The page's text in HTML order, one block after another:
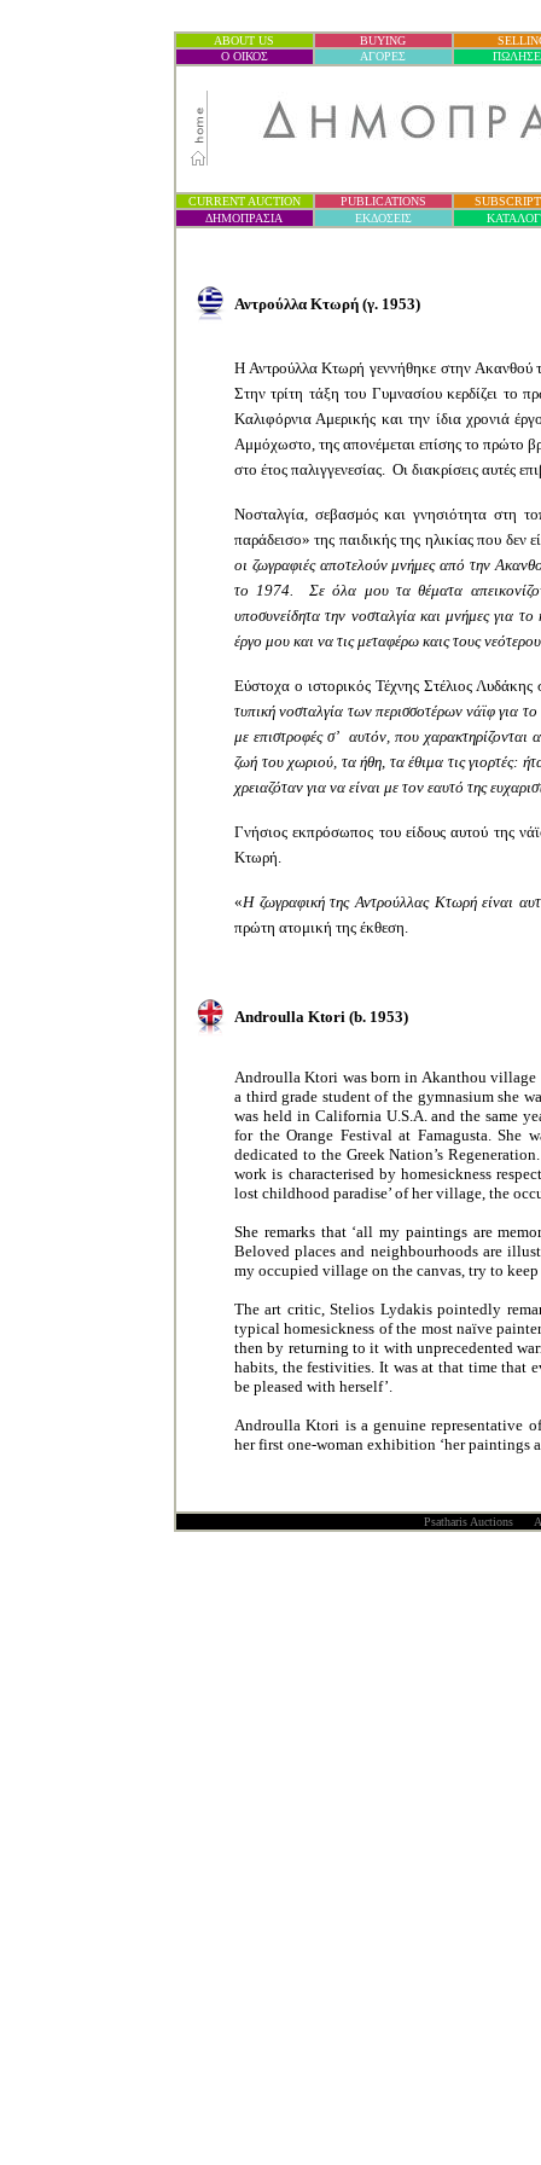
ABOUT US BUYING
Ο ΟΙΚΟΣ
ΑΓΟΡΕΣ
CURRENT AUCTION PUBLICATIONS
ΔΗΜΟΠΡΑΣΙΑ ΕΚΔΟΣΕΙΣ
Αντρούλλα Κτωρή (γ. 1953)
Η Αντρούλλα Κτωρή γεννήθηκε στην Ακανθού
Στην τρίτη τάξη του Γυμνασίου κερδίζει το
Καλιφόρνια Αμερικής και την ίδια χρονιά
Αμμόχωστο, της απονέμεται επίσης το πρώτο
στο έτος παλιγγενεσίας. Οι διακρίσεις αυτές
Νοσταλγία, σεβασμός και γνησιότητα στη
παράδεισο» της παιδικής της ηλικίας που δεν
οι ζωγραφιές αποτελούν μνήμες από την
το 1974.
Σε όλα μου τα θέματα
υποσυνείδητα την νοσταλγία και μνήμες για
έργο μου και να τις μεταφέρω καις τους
Εύστοχα ο ιστορικός Τέχνης Στέλιος
τυπική νοσταλγία των περισσοτέρων νάϊφ για
με επιστροφές σ’ αυτόν, που χαρακτηρίζονται
ζωή του χωριού, τα ήθη, τα έθιμα τις γιορτές:
χρειαζόταν για να είναι με τον εαυτό της
Γνήσιος εκπρόσωπος του είδους αυτού της
Κτωρή.
«Η ζωγραφική της Αντρούλλας Κτωρή είναι
πρώτη ατομική της έκθεση.
Androulla Ktori (b. 1953)
Androulla Ktori was born in Akanthou village
a third grade student of the gymnasium she
was held in California U.S.A. and the same
for the Orange Festival at Famagusta. She
dedicated to the Greek Nation’s
work is characterised by homesickness
lost childhood paradise’ of her village, the
She remarks that ‘all my paintings are
Beloved places and neighbourhoods are
my occupied village on the canvas, try to
The art critic, Stelios Lydakis pointedly
typical homesickness of the most naïve
then by returning to it with unprecedented
habits, the festivities. It was at that time that
be pleased with herself’.
Androulla Ktori is a genuine representative
her first one-woman exhibition ‘her paintings
Psatharis Auctions